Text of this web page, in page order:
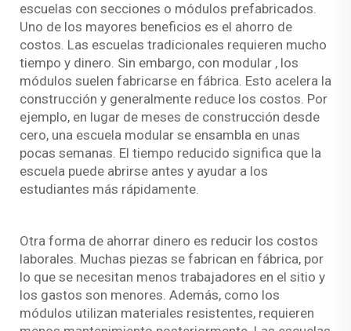
escuelas con secciones o módulos prefabricados.
Uno de los mayores beneficios es el ahorro de
costos. Las escuelas tradicionales requieren mucho
tiempo y dinero. Sin embargo, con modular , los
módulos suelen fabricarse en fábrica. Esto acelera la
construcción y generalmente reduce los costos. Por
ejemplo, en lugar de meses de construcción desde
cero, una escuela modular se ensambla en unas
pocas semanas. El tiempo reducido significa que la
escuela puede abrirse antes y ayudar a los
estudiantes más rápidamente.
Otra forma de ahorrar dinero es reducir los costos
laborales. Muchas piezas se fabrican en fábrica, por
lo que se necesitan menos trabajadores en el sitio y
los gastos son menores. Además, como los
módulos utilizan materiales resistentes, requieren